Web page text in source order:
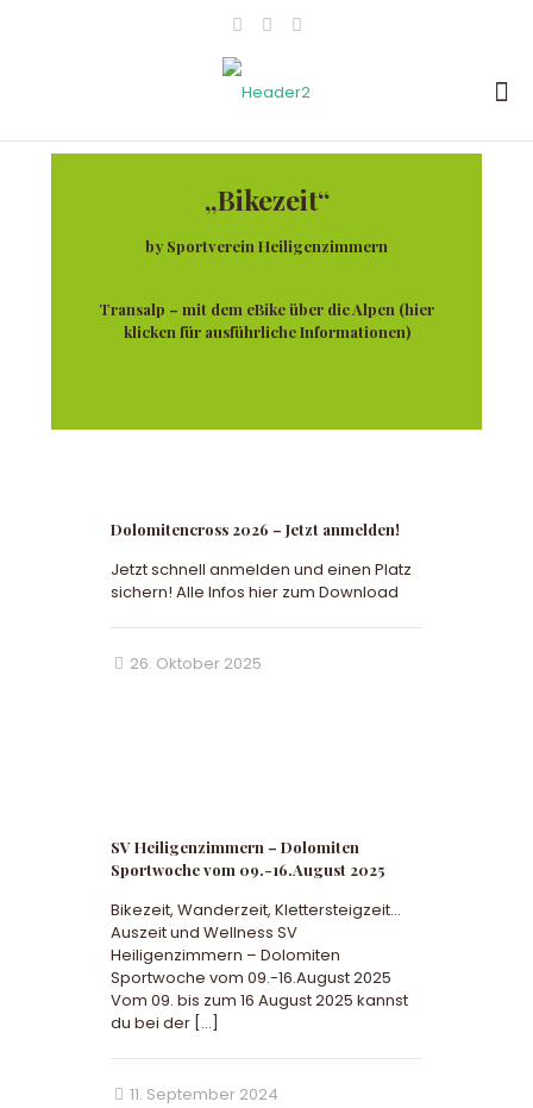
„Bikezeit“
by Sportverein Heiligenzimmern
Transalp – mit dem eBike über die Alpen (hier
klicken für ausführliche Informationen)
Dolomitencross 2026 – Jetzt anmelden!
Jetzt schnell anmelden und einen Platz
sichern! Alle Infos hier zum Download
26. Oktober 2025
SV Heiligenzimmern – Dolomiten
Sportwoche vom 09.-16.August 2025
Bikezeit, Wanderzeit, Klettersteigzeit…
Auszeit und Wellness SV
Heiligenzimmern – Dolomiten
Sportwoche vom 09.-16.August 2025
Vom 09. bis zum 16 August 2025 kannst
du bei der […]
11. September 2024